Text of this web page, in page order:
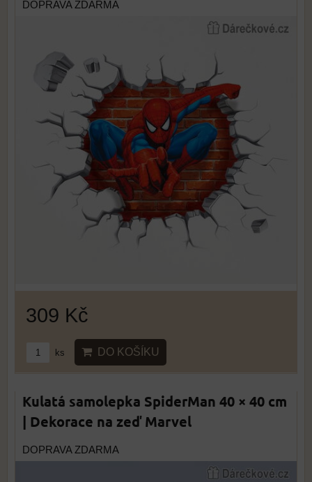
DOPRAVA ZDARMA
309 Kč
ks DO KOŠÍKU
Kulatá samolepka SpiderMan 40 × 40 cm
| Dekorace na zeď Marvel
DOPRAVA ZDARMA